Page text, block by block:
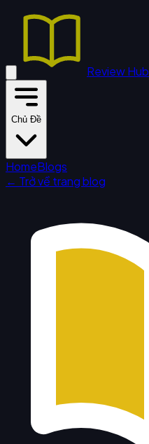
Review Hub
Chủ Đề
HomeBlogs
← Trở về trang blog